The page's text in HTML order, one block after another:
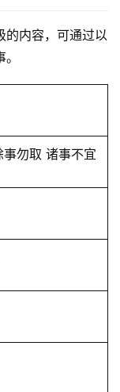
的内容，可通过以
勿取 诸事不宜